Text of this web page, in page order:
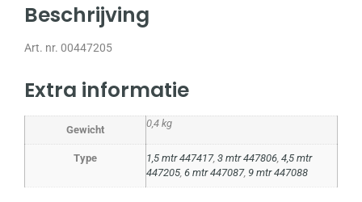
Beschrijving
Art. nr. 00447205
Extra informatie
Gewicht
0,4 kg
Type 1,5 mtr 447417, 3 mtr 447806, 4,5 mtr
447205, 6 mtr 447087, 9 mtr 447088